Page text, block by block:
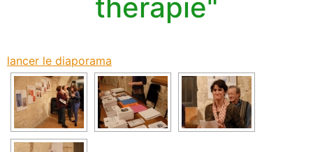
therapie"
lancer le diaporama